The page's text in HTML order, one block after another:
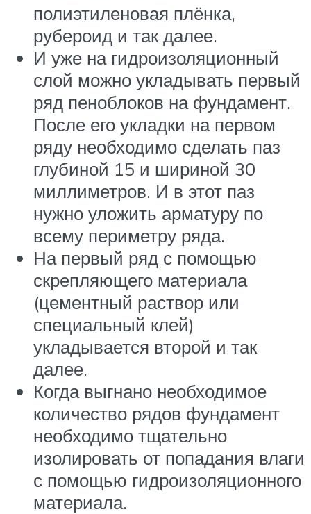
полиэтиленовая плёнка,
рубероид и так далее.
И уже на гидроизоляционный
слой можно укладывать первый
ряд пеноблоков на фундамент.
После его укладки на первом
ряду необходимо сделать паз
глубиной 15 и шириной 30
миллиметров. И в этот паз
нужно уложить арматуру по
всему периметру ряда.
На первый ряд с помощью
скрепляющего материала
(цементный раствор или
специальный клей)
укладывается второй и так
далее.
Когда выгнано необходимое
количество рядов фундамент
необходимо тщательно
изолировать от попадания влаги
с помощью гидроизоляционного
материала.